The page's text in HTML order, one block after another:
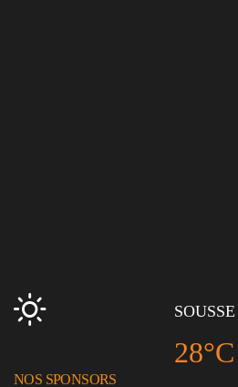
SOUSSE
28°C
NOS SPONSORS